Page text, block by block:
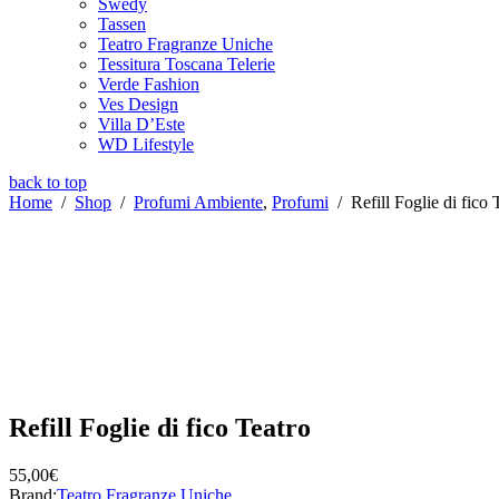
Tassen
Teatro Fragranze Uniche
Tessitura Toscana Telerie
Verde Fashion
Ves Design
Villa D’Este
WD Lifestyle
back to top
Home / Shop / Profumi Ambiente, Profumi / Refill Foglie di fico
Refill Foglie di fico Teatro
55,00€
Brand:Teatro Fragranze Uniche